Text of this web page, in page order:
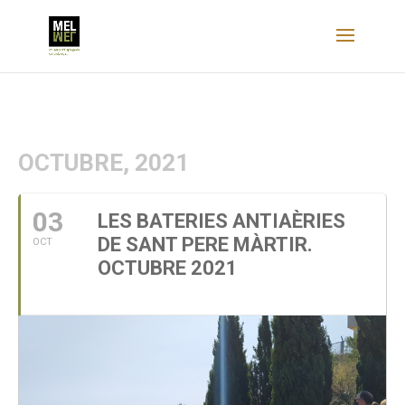
OCTUBRE, 2021
03
OCT
LES BATERIES ANTIAÈRIES
DE SANT PERE MÀRTIR.
OCTUBRE 2021